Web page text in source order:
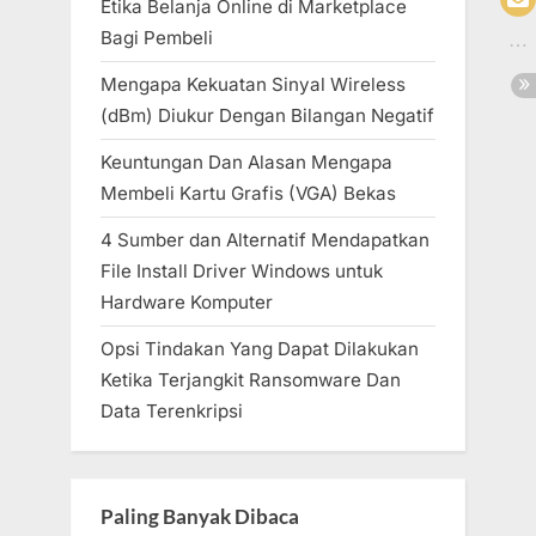
Etika Belanja Online di Marketplace
Bagi Pembeli
Mengapa Kekuatan Sinyal Wireless
(dBm) Diukur Dengan Bilangan Negatif
Keuntungan Dan Alasan Mengapa
Membeli Kartu Grafis (VGA) Bekas
4 Sumber dan Alternatif Mendapatkan
File Install Driver Windows untuk
Hardware Komputer
Opsi Tindakan Yang Dapat Dilakukan
Ketika Terjangkit Ransomware Dan
Data Terenkripsi
Paling Banyak Dibaca